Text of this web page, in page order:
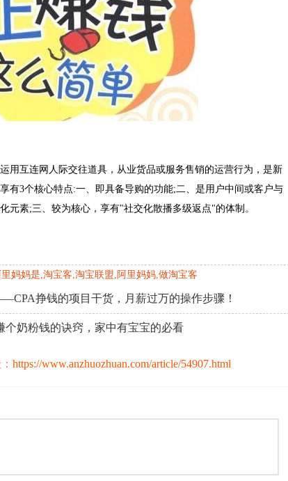
用互连网人际交往道具，从业货品或服务售销的运营行为，是新
有3个核心特点:一、即具备导购的功能;二、是用户中间或客户与
元素;三、较为核心，享有"社交化散播多级返点"的体制。
妈妈是,淘宝客,淘宝联盟,阿里妈妈,做淘宝客
挣钱的项目干货，月薪过万的操作步骤！
个奶粉钱的诀窍，家中有宝宝的必看
https://www.anzhuozhuan.com/article/54907.html